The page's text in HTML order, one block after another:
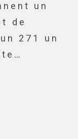
un
de
271 un